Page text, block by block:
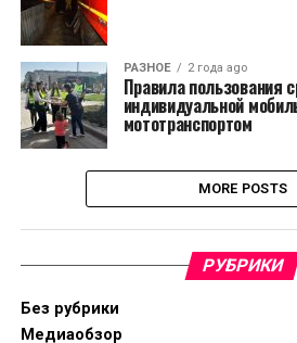
РАЗНОЕ 2 года ago
Правила пользования
индивидуальной
мототранспортом
MORE POSTS
РУБРИКИ
Без рубрики
Медиаобзор